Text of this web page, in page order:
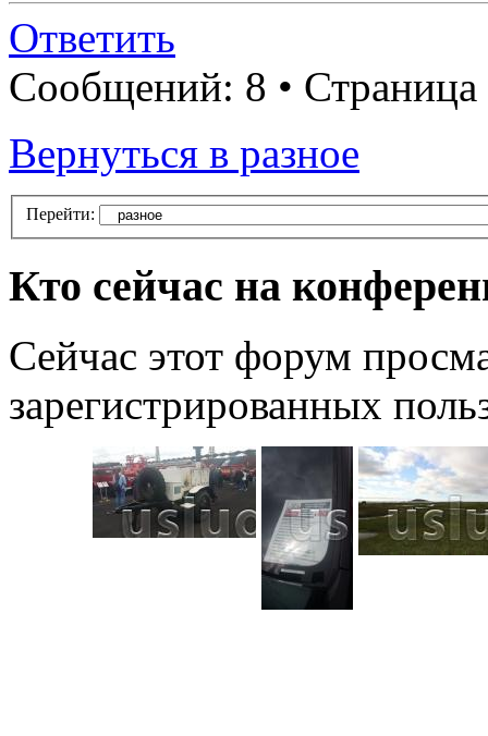
Ответить
Сообщений: 8 • Страница
Вернуться в разное
Перейти:
Кто сейчас на
Сейчас этот форум
зарегистрированных